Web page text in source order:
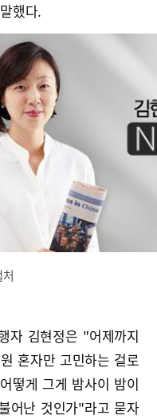
했다.
자 김현정은 "어제까지
혼자만 고민하는 걸로
떻게 그게 밤사이 밤이
어난 것인가"라고 묻자